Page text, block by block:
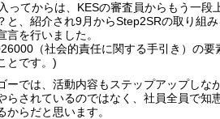
ってからは、KESの審査員からもう一段
と、紹介され9月からStep2SRの取り組
言を行いました。
（社会的責任に関する手引き）の要
とです。)
ーでは、活動内容もステップアップしな
らされているのではなく、社員全員で知
からだと思います。